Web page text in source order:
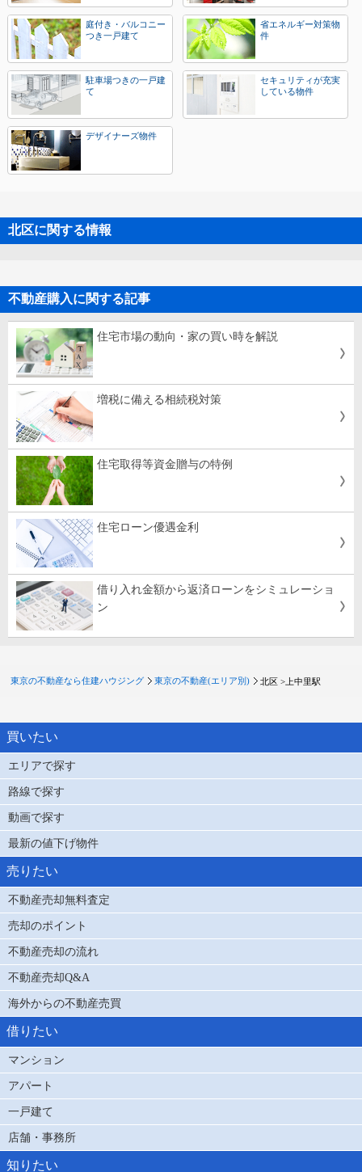
庭付き・バルコニー
つき一戸建て
省エネルギー対策物
件
駐車場つきの一戸建
て
セキュリティが充実
している物件
デザイナーズ物件
北区に関する情報
不動産購入に関する記事
住宅市場の動向・家の買い時を解説
増税に備える相続税対策
住宅取得等資金贈与の特例
住宅ローン優遇金利
借り入れ金額から返済ローンをシミュレーショ
ン
東京の不動産なら住建ハウジング 東京の不動産(エリア別) 北区 >上中里駅
買いたい
エリアで探す
路線で探す
動画で探す
最新の値下げ物件
売りたい
不動産売却無料査定
売却のポイント
不動産売却の流れ
不動産売却Q&A
海外からの不動産売買
借りたい
マンション
アパート
一戸建て
店舗・事務所
知りたい